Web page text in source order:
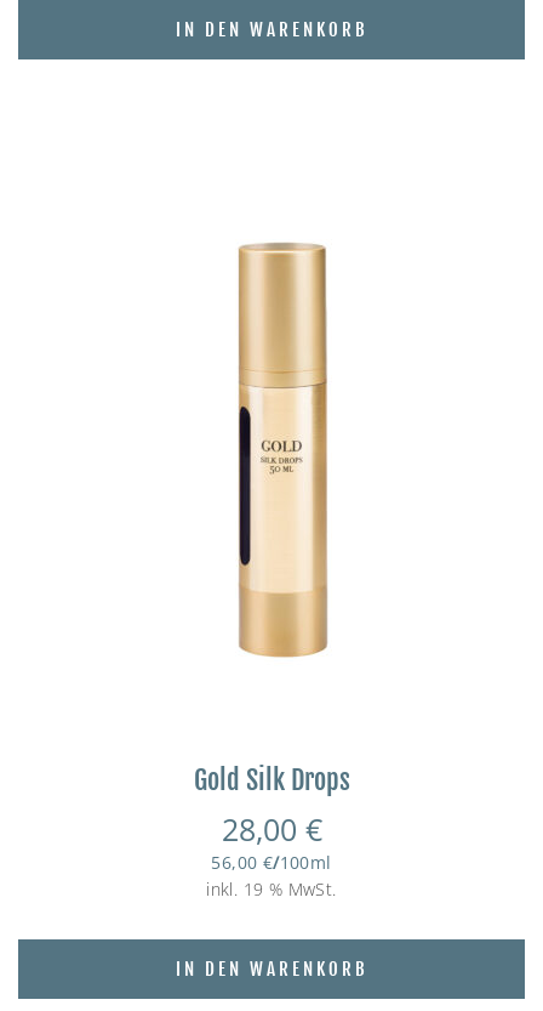
IN DEN WARENKORB
Gold Silk Drops
28,00 €
56,00 €/100ml
inkl. 19 % MwSt.
IN DEN WARENKORB